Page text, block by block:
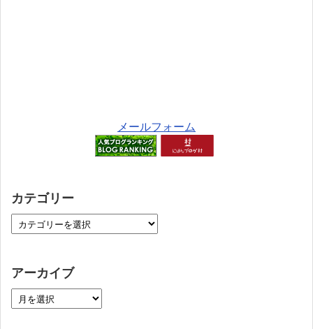
メールフォーム
カテゴリー
アーカイブ